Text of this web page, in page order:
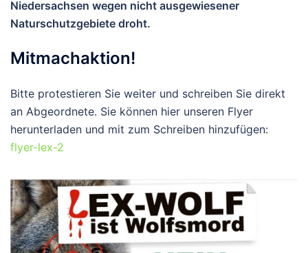
Niedersachsen wegen nicht ausgewiesener
Naturschutzgebiete droht.
Mitmachaktion!
Bitte protestieren Sie weiter und schreiben Sie direkt
an Abgeordnete. Sie können hier unseren Flyer
herunterladen und mit zum Schreiben hinzufügen:
flyer-lex-2